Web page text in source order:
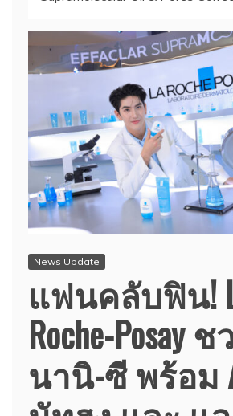
News Update
แฟนคลับฟิน!
Roche-Posay
นานิ-ซี พร้อม